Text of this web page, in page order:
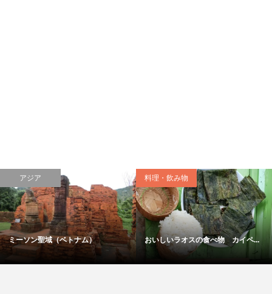
アジア
ミーソン聖域（ベトナム）
料理・飲み物
おいしいラオスの食べ物 カイペ...